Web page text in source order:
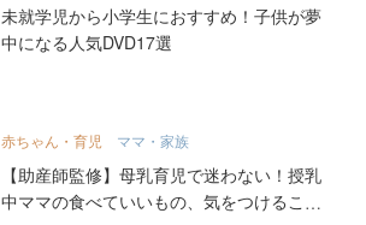
未就学児から小学生におすすめ！子供が夢
中になる人気DVD17選
赤ちゃん・育児 ママ・家族
【助産師監修】母乳育児で迷わない！授乳
中ママの食べていいもの、気をつけること